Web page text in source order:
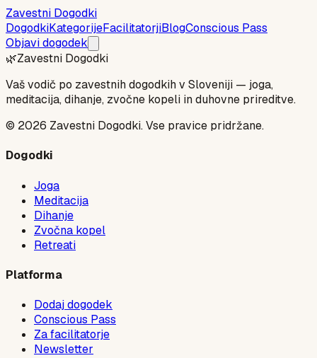
Zavestni Dogodki
DogodkiKategorijeFacilitatorjiBlogConscious Pass
Objavi dogodek
🌿Zavestni Dogodki
Vaš vodič po zavestnih dogodkih v Sloveniji — joga,
meditacija, dihanje, zvočne kopeli in duhovne prireditve.
© 2026 Zavestni Dogodki. Vse pravice pridržane.
Dogodki
Joga
Meditacija
Dihanje
Zvočna kopel
Retreati
Platforma
Dodaj dogodek
Conscious Pass
Za facilitatorje
Newsletter